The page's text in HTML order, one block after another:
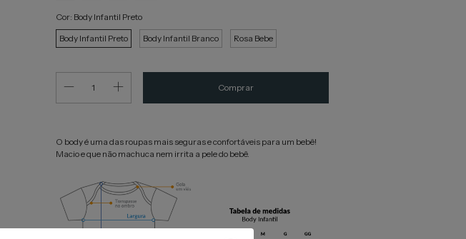
Cor: Body Infantil Preto
Body Infantil Preto
Body Infantil Branco Rosa Bebe
O body é uma das roupas mais seguras e confortáveis para um bebê!
Macio e que não machuca nem irrita a pele do bebê.